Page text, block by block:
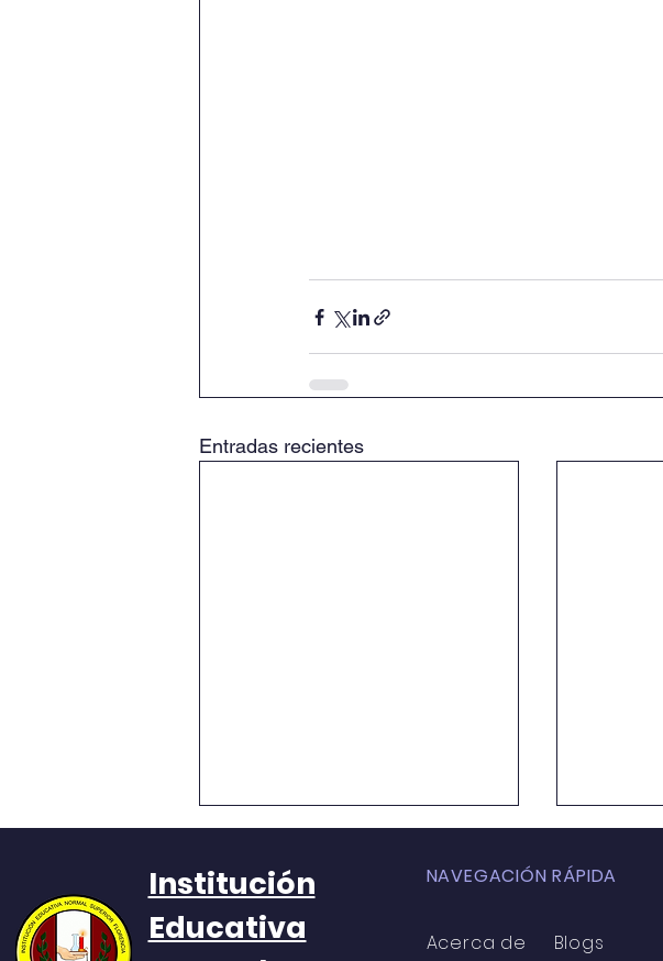
Entradas recientes
Institución
Educativa
NAVEGACIÓN RÁPIDA
Acerca de Blogs